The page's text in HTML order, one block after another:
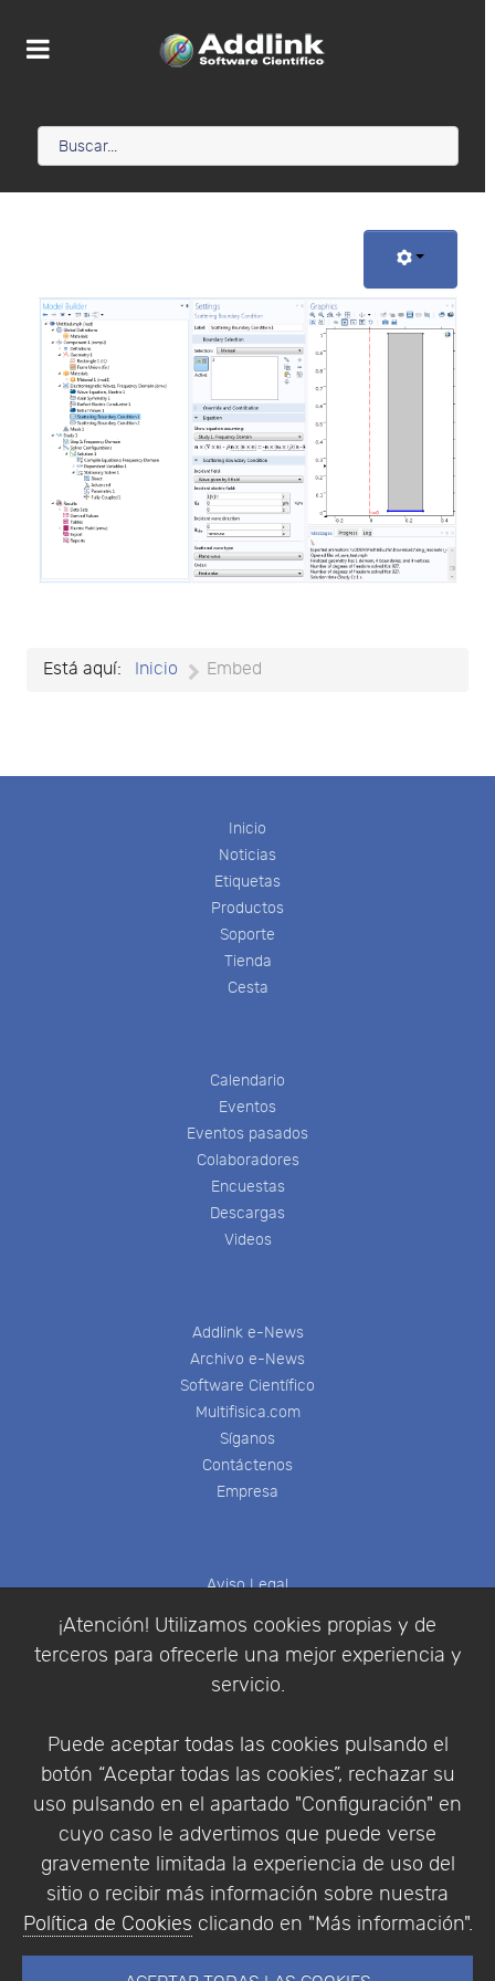
¡Atención! Utilizamos cookies propias y de
terceros para ofrecerle una mejor experiencia y
servicio.
Puede aceptar todas las cookies pulsando el
botón “Aceptar todas las cookies”, rechazar su
uso pulsando en el apartado "Configuración" en
cuyo caso le advertimos que puede verse
gravemente limitada la experiencia de uso del
sitio o recibir más información sobre nuestra
Política de Cookies clicando en "Más información".
Está aquí: Inicio Embed
Inicio
Noticias
Etiquetas
Productos
Soporte
Tienda
Cesta
Calendario
Eventos
Eventos pasados
Colaboradores
Encuestas
Descargas
Videos
Addlink e-News
Archivo e-News
Software Científico
Multifisica.com
Síganos
Contáctenos
Empresa
Aviso Legal
Política de Privacidad
Condiciones de compra
Identificarse
Empresa|Aviso Legal| Política de Privacidad |
Política de Cookies
© Copyright 1994 - 2026. Addlink Software
Científico, S.L.